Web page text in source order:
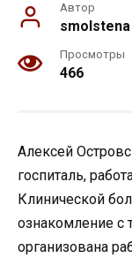
Автор
smolstena
Просмотры
466
Алексей
госпиталь,
Клинической
ознакомление с
организована